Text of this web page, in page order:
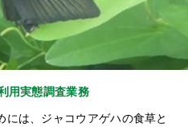
用実態調査業務
は、ジャコウアゲハの食草と